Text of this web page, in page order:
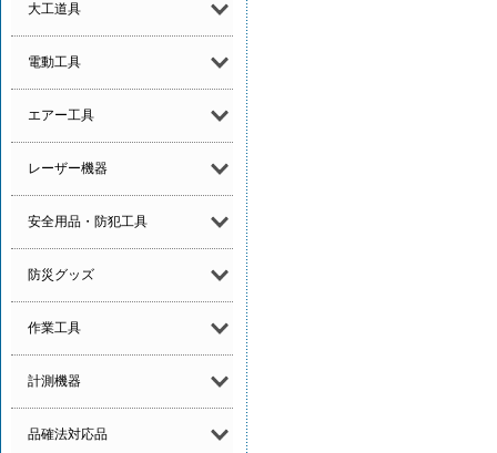
大工道具
電動工具
エアー工具
レーザー機器
安全用品・防犯工具
防災グッズ
作業工具
計測機器
品確法対応品